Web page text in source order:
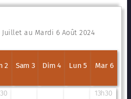
au Mardi 6 Août 2024
2 Sam 3 Dim 4 Lun 5 Mar 6
13h30